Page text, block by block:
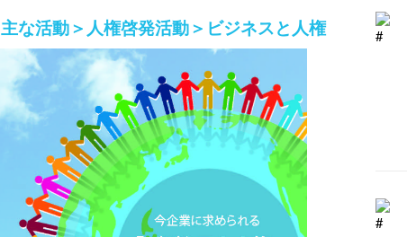
主な活動＞人権啓発活動＞ビジネスと人権